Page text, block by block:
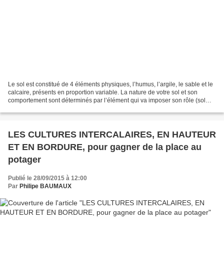
Le sol est constitué de 4 éléments physiques, l’humus, l’argile, le sable et le
calcaire, présents en proportion variable. La nature de votre sol et son
comportement sont déterminés par l’élément qui va imposer son rôle (sol
LES CULTURES INTERCALAIRES, EN HAUTEUR
ET EN BORDURE, pour gagner de la place au
potager
Publié le 28/09/2015 à 12:00
Par Philipe BAUMAUX